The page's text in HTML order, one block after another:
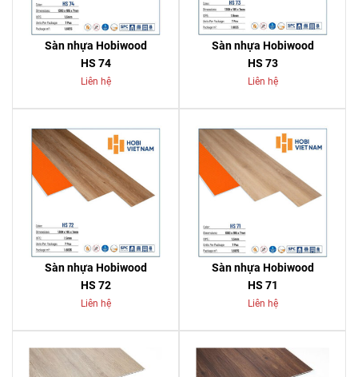
Sàn nhựa Hobiwood
HS 74
Liên hệ
Sàn nhựa Hobiwood
HS 73
Liên hệ
Sàn nhựa Hobiwood
HS 72
Liên hệ
Sàn nhựa Hobiwood
HS 71
Liên hệ